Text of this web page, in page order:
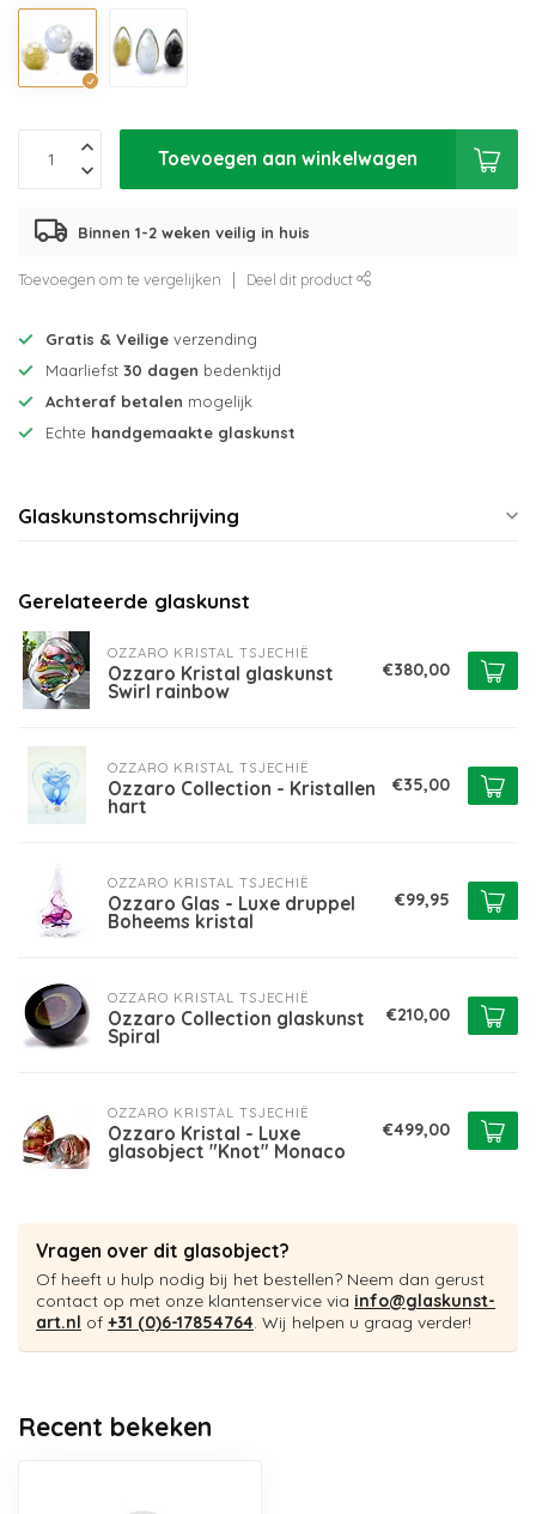
Toevoegen aan winkelwagen
Binnen 1-2 weken veilig in huis
Toevoegen om te vergelijken Deel dit product
Gratis & Veilige verzending
Maarliefst 30 dagen bedenktijd
Achteraf betalen mogelijk
Echte handgemaakte glaskunst
Glaskunstomschrijving
Gerelateerde glaskunst
OZZARO KRISTAL TSJECHIË
Ozzaro Kristal glaskunst
Swirl rainbow
€380,00
OZZARO KRISTAL TSJECHIË
Ozzaro Collection - Kristallen
hart
€35,00
OZZARO KRISTAL TSJECHIË
Ozzaro Glas - Luxe druppel
Boheems kristal
€99,95
OZZARO KRISTAL TSJECHIË
Ozzaro Collection glaskunst
Spiral
€210,00
OZZARO KRISTAL TSJECHIË
Ozzaro Kristal - Luxe
glasobject "Knot" Monaco
€499,00
Vragen over dit glasobject?
Of heeft u hulp nodig bij het bestellen? Neem dan gerust
contact op met onze klantenservice via info@glaskunst-
art.nl of +31 (0)6-17854764. Wij helpen u graag verder!
Recent bekeken